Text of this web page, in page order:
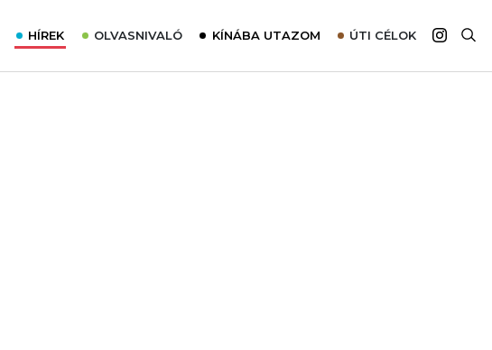
HÍREK OLVASNIVALÓ KÍNÁBA UTAZOM ÚTI CÉLOK